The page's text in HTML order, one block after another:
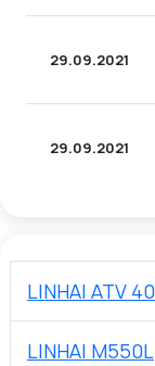
29.09.2021
29.09.2021
LINHAI ATV
LINHAI M550L